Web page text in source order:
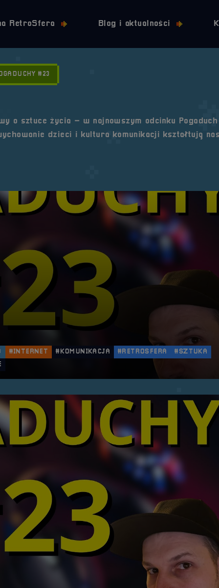
RetroSfera Blog i aktualności
#23
o sztuce życia – w najnowszym odcinku
dzieci i kultura komunikacji kształtują
#INTERNET #KOMUNIKACJA #RETROSFERA
#SZTUKA